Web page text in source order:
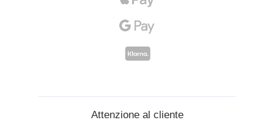
Attenzione al cliente